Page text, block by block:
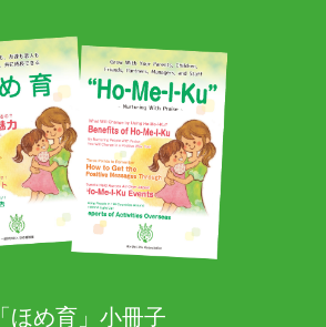
「ほめ育」小冊子